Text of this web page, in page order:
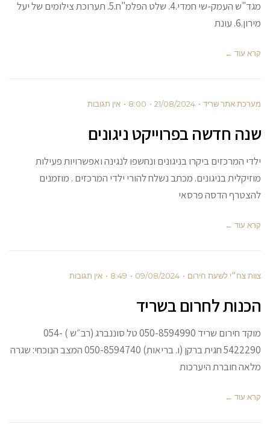
מגד"ש העמק-שי חמדי.4. שלט הפלמ"ח.5. תערוכת צילומים של יעל
מירון.6. עונת
קרא עוד ←
מערכת אתר שריד 21/08/2024
8:00 אין תגובות
שנה חדשה בפרוייקט ניגונים
ילדי המרכזים ביקרו בניגונים ונחשפו לנגינה ואפשרויות פעילות
מוזיקלית בניגונים. מכתב נשלח להורי ילדי המרכזים . מוזמנים
להצטרף הדסה פרסאי
קרא עוד ←
צוות צח״י לשעת חירום 09/08/2024
8:49 אין תגובות
הכנות לחרום בשריד
מוקד חירום שריד 050-8594990 טל סוננברג (רב״ש ) 054-
5422290 חגית ברקן (ו. בריאות) 050-8594740 המצב הנוכחי: שגרה
מלאה חוברת היערכות
קרא עוד ←